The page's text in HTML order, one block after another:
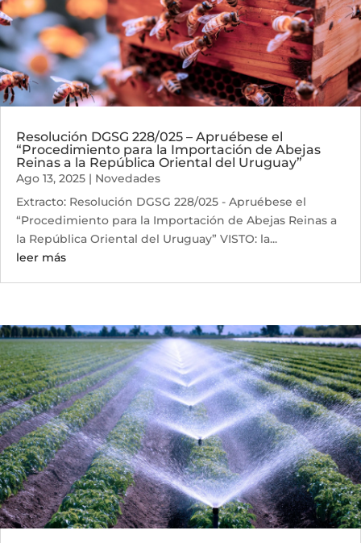
Resolución DGSG 228/025 – Apruébese el
“Procedimiento para la Importación de Abejas
Reinas a la República Oriental del Uruguay”
Ago 13, 2025 | Novedades
Extracto: Resolución DGSG 228/025 - Apruébese el
“Procedimiento para la Importación de Abejas Reinas a
la República Oriental del Uruguay” VISTO: la...
leer más